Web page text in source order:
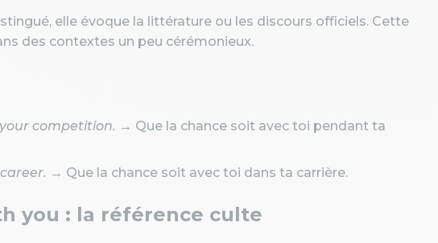
elle évoque la littérature ou les discours officiels. Cette
des contextes un peu cérémonieux.
competition. → Que la chance soit avec toi pendant ta
→ Que la chance soit avec toi dans ta carrière.
you : la référence culte